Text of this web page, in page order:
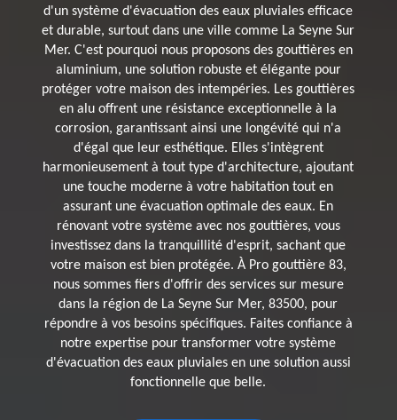
d'un système d'évacuation des eaux pluviales efficace
et durable, surtout dans une ville comme La Seyne Sur
Mer. C'est pourquoi nous proposons des gouttières en
aluminium, une solution robuste et élégante pour
protéger votre maison des intempéries. Les gouttières
en alu offrent une résistance exceptionnelle à la
corrosion, garantissant ainsi une longévité qui n'a
d'égal que leur esthétique. Elles s'intègrent
harmonieusement à tout type d'architecture, ajoutant
une touche moderne à votre habitation tout en
assurant une évacuation optimale des eaux. En
rénovant votre système avec nos gouttières, vous
investissez dans la tranquillité d'esprit, sachant que
votre maison est bien protégée. À Pro gouttière 83,
nous sommes fiers d'offrir des services sur mesure
dans la région de La Seyne Sur Mer, 83500, pour
répondre à vos besoins spécifiques. Faites confiance à
notre expertise pour transformer votre système
d'évacuation des eaux pluviales en une solution aussi
fonctionnelle que belle.